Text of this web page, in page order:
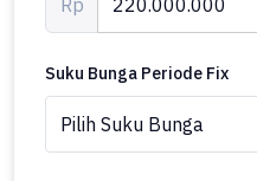
Rp
Suku Bunga Periode Fix